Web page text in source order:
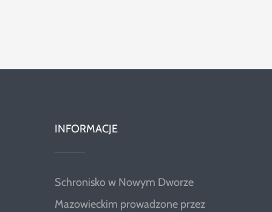
INFORMACJE
Schronisko w Nowym Dworze
Mazowieckim prowadzone przez